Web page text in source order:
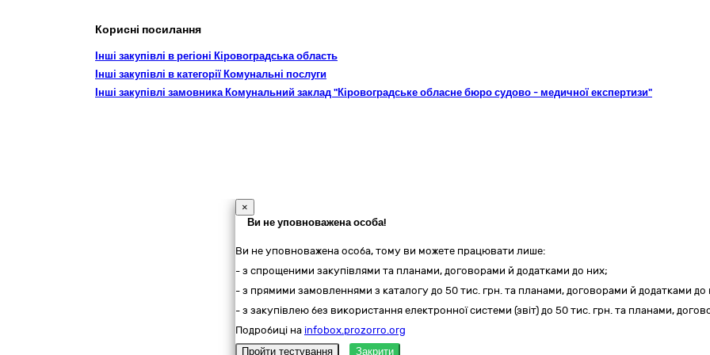
Корисні посилання
Інші закупівлі в регіоні Кіровоградська область
Інші закупівлі в категорії Комунальні послуги
Інші закупівлі замовника Комунальний заклад "Кіровоградське обласне бюро судово - медичної експертизи"
×
Ви не уповноважена особа!
Ви не уповноважена особа, тому ви можете працювати лише:
- з спрощеними закупівлями та планами, договорами й додатками до них;
- з прямими замовленнями з каталогу до 50 тис. грн. та планами, договорами й додатками до
- з закупівлею без використання електронної системи (звіт) до 50 тис. грн. та планами,
Подробиці на infobox.prozorro.org
Пройти тестування
Закрити